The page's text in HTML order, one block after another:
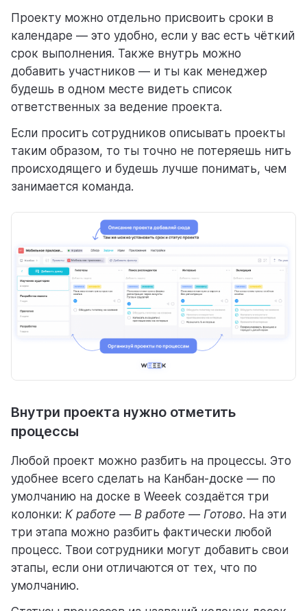
Проекту можно отдельно присвоить сроки в
календаре — это удобно, если у вас есть чёткий
срок выполнения. Также внутрь можно
добавить участников — и ты как менеджер
будешь в одном месте видеть список
ответственных за ведение проекта.
Если просить сотрудников описывать проекты
таким образом, то ты точно не потеряешь нить
происходящего и будешь лучше понимать, чем
занимается команда.
Внутри проекта нужно отметить
процессы
Любой проект можно разбить на процессы. Это
удобнее всего сделать на Канбан-доске — по
умолчанию на доске в Weeek создаётся три
колонки: К работе — В работе — Готово. На эти
три этапа можно разбить фактически любой
процесс. Твои сотрудники могут добавить свои
этапы, если они отличаются от тех, что по
умолчанию.